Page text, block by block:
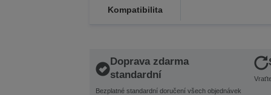
Kompatibilita
Doprava zdarma
standardní
Bezplatné standardní doručení všech objednávek